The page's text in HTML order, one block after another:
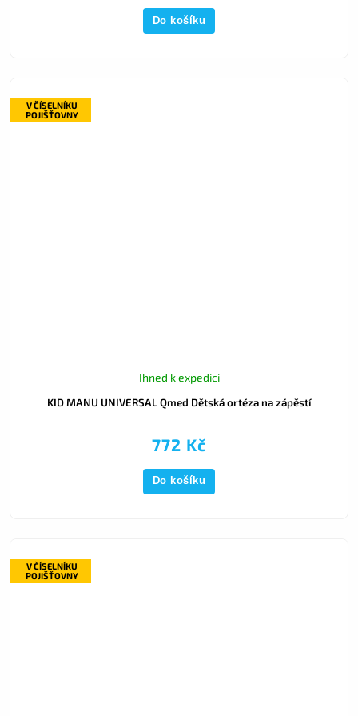
Do košíku
V ČÍSELNÍKU
POJIŠŤOVNY
KID MANU UNIVERSAL Qmed Dětská ortéza na zápěstí
Ihned k expedici
772 Kč
Do košíku
V ČÍSELNÍKU
POJIŠŤOVNY